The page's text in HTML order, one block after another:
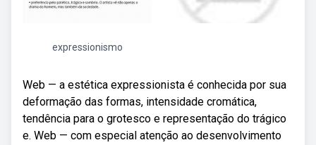
expressionismo
Web — a estética expressionista é conhecida por sua
deformação das formas, intensidade cromática,
tendência para o grotesco e representação do trágico
e. Web — com especial atenção ao desenvolvimento